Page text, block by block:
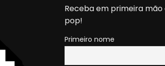
Receba em primeira
pop!
Primeiro nome